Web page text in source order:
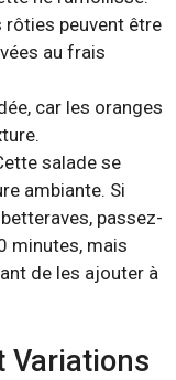
rôties peuvent être
au frais
car les oranges
salade se
ambiante. Si
passez-
minutes, mais
de les ajouter à
Variations